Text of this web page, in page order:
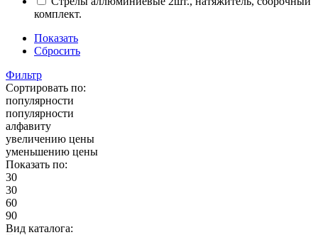
комплект.
Показать
Сбросить
Фильтр
Сортировать по:
популярности
популярности
алфавиту
увеличению цены
уменьшению цены
Показать по:
30
30
60
90
Вид каталога: